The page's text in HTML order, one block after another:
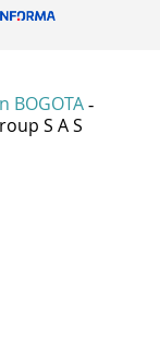
BOGOTA -
S A S